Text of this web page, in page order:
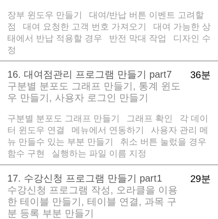
장부 윈도우 만들기
대여/반납 버튼 이벤트 고려할
점
대여 요청한 고객 번호 가져오기
대여 가능한 상
태에서 반납 적용할 경우
반전 막대 작업
디자인 수
정
36분
16. 대여점관리 프로그램 만들기 part7
구분별 분포도 그래프 만들기, 통계 윈도
우 만들기, 사용자 로그인 만들기
구분별 분포도 그래프 만들기 그래프 확인
각 데이
터 윈도우 연결
메뉴에서 연동하기
사용자 관리 메
뉴 만들수 있는 부분 만들기
취소 버튼 눌렀을 경우
함수 구현
실행하는 파일 이름 지정
29분
17. 수강신청 프로그램 만들기 part1
수강신청 프로그램 작성, 오라클을 이용
한 테이블 만들기, 테이블 연결, 과목 구
분 등록 부분 만들기